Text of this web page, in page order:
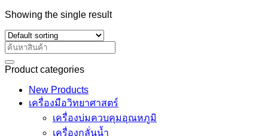
Showing the single result
Search
for:
Product categories
New Products
เครื่องมือวิทยาศาสตร์
เครื่องบ่มควบคุมอุณหภูมิ
เครื่องกลั่นน้ำ